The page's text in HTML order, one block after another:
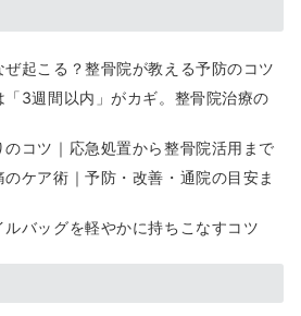
起こる？整骨院が教える予防のコツ
「3週間以内」がカギ。整骨院治療の
コツ｜応急処置から整骨院活用まで
ケア術｜予防・改善・通院の目安ま
バッグを軽やかに持ちこなすコツ